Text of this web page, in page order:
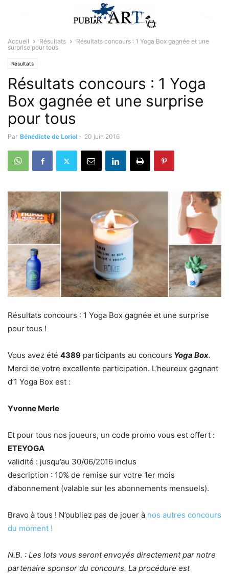
Accueil Résultats
Résultats concours : 1 Yoga Box gagnée et une
surprise pour tous
Résultats
Résultats concours : 1 Yoga
Box gagnée et une surprise
pour tous
Par Bénédicte de Loriol - 20 juin 2016
Résultats concours : 1 Yoga Box gagnée et une surprise
pour tous !
Vous avez été 4389 participants au concours Yoga Box.
Merci de votre excellente participation. L’heureux gagnant
d’1 Yoga Box est :
Yvonne Merle
Et pour tous nos joueurs, un code promo vous est offert :
ETEYOGA
validité : jusqu’au 30/06/2016 inclus
description : 10% de remise sur votre 1er mois
d’abonnement (valable sur les abonnements mensuels).
Bravo à tous ! N’oubliez pas de jouer à nos autres concours
du moment !
N.B. : Les lots vous seront envoyés directement par notre
partenaire sponsor du concours. La procédure est